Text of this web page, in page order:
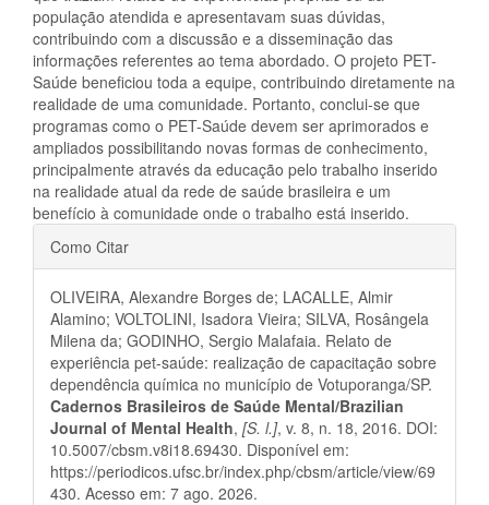
população atendida e apresentavam suas dúvidas,
contribuindo com a discussão e a disseminação das
informações referentes ao tema abordado. O projeto PET-
Saúde beneficiou toda a equipe, contribuindo diretamente na
realidade de uma comunidade. Portanto, conclui-se que
programas como o PET-Saúde devem ser aprimorados e
ampliados possibilitando novas formas de conhecimento,
principalmente através da educação pelo trabalho inserido
na realidade atual da rede de saúde brasileira e um
benefício à comunidade onde o trabalho está inserido.
Detalhes
do
artigo
Como Citar
OLIVEIRA, Alexandre Borges de; LACALLE, Almir
Alamino; VOLTOLINI, Isadora Vieira; SILVA, Rosângela
Milena da; GODINHO, Sergio Malafaia. Relato de
experiência pet-saúde: realização de capacitação sobre
dependência química no município de Votuporanga/SP.
Cadernos Brasileiros de Saúde Mental/Brazilian
Journal of Mental Health, [S. l.], v. 8, n. 18, 2016. DOI:
10.5007/cbsm.v8i18.69430. Disponível em:
https://periodicos.ufsc.br/index.php/cbsm/article/view/69
430. Acesso em: 7 ago. 2026.